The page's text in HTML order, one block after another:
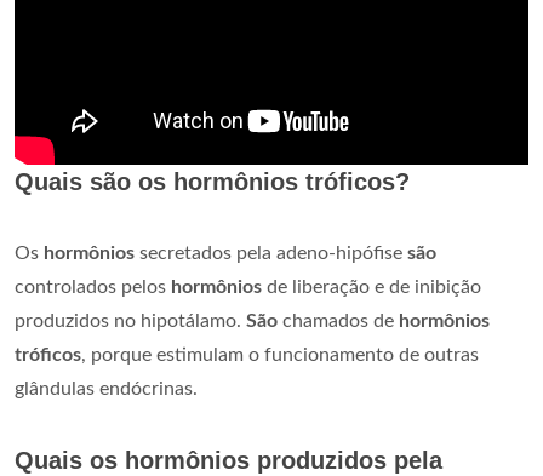
Quais são os hormônios tróficos?
Os hormônios secretados pela adeno-hipófise são
controlados pelos hormônios de liberação e de inibição
produzidos no hipotálamo. São chamados de hormônios
tróficos, porque estimulam o funcionamento de outras
glândulas endócrinas.
Quais os hormônios produzidos pela